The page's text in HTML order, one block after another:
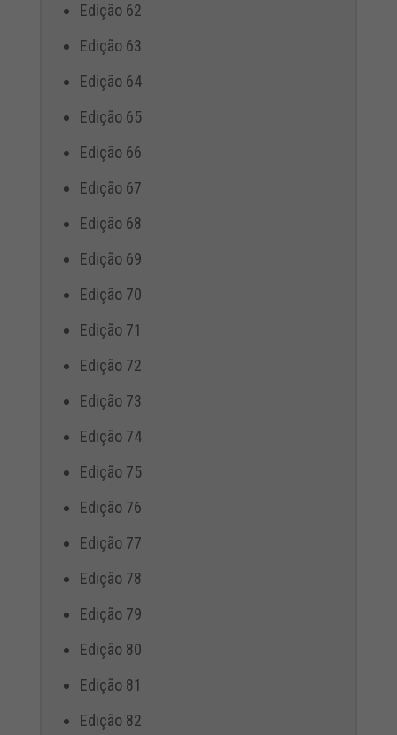
Edição 62
Edição 63
Edição 64
Edição 65
Edição 66
Edição 67
Edição 68
Edição 69
Edição 70
Edição 71
Edição 72
Edição 73
Edição 74
Edição 75
Edição 76
Edição 77
Edição 78
Edição 79
Edição 80
Edição 81
Edição 82